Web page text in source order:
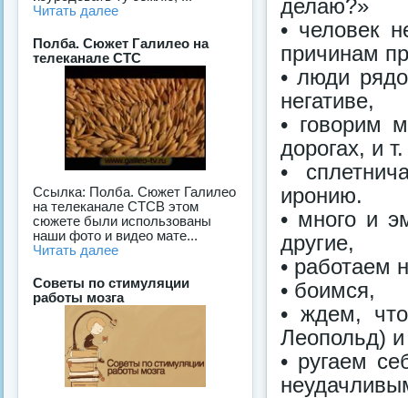
делаю?»
• человек
причинам
• люди
негативе,
• говорим
дорогах, и
•
иронию.
• много и
другие,
• работаем
• боимся,
• ждем,
Леопольд)
• ругаем
Читать далее
Полба. Сюжет Галилео на
телеканале СТС
Ссылка: Полба. Сюжет Галилео
на телеканале СТСВ этом
сюжете были использованы
наши фото и видео мате...
Читать далее
Советы по стимуляции
работы мозга